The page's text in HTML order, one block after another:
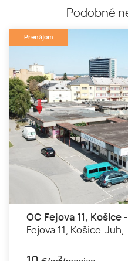
Podobné
Prenájom
OC Fejova 11,
Fejova 11,
Košice-Juh,
2